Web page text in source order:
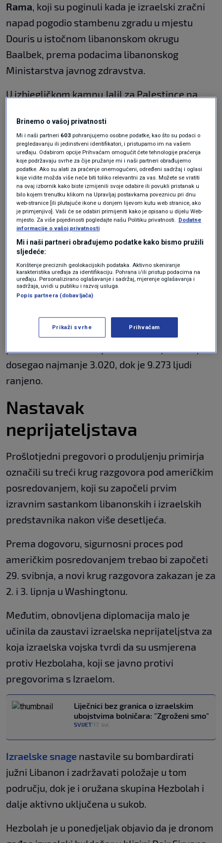
Rama, koji su poginuli kada je izraelski zračni
napad pogodio stambenu zgradu u mjestu
Douris u istočnom libanonskom okrugu
Baalbek, prema podacima libanonskog
Ministarstva javnog zdravstva.
U izbjegličkom kampu Jalil za Palestince na
kampom nakon napada.
Izraelski napadi nastavili su se i diljem južnog
Libanona, a napadi su prijavljeni u Hanawayu,
Dibalu, Deir Ammaru, Deir Amessu i Meirki u
okrugu Tyre, prema dopisnicima Al Jazeere
Arabic na terenu. Dodatninapadiprijavljeni su
u Haroufu i drugim područjima juga.
na njihov brod ukrcale izraelske
snage
SVIJET|18. svi.
Kasnije u ponedjeljak, libanonsko Ministarstvo
zdravstva objavilo je da je broj poginulih od
dosegao najmanje 3.020, dok je 9.273 ljudi
ranjeno.
Nastavak
neprijateljstava
Prošlotjedni pregovori o produljenju primirja
označili su treći krug razgovora pod američkim
posredovanjem, koji su započeli prvim
izravnim sastankom libanonskih i izraelskih
predstavnika nakon više desetljeća.
Prema dogovoru, sigurnosni proces pod
američkim posredovanjem trebao bi započeti
29. svibnja, a novi krug razgovora zakazan je za
2. i 3. lipnja u Washingtonu.
Međutim, obnovljena diplomacija malo je
učinila da zaustavi izraelska neprijateljstva za
koja izraelska vojska tvrdi da su usmjerena
protiv Hezbolaha, koji se javno protivi
pregovorima s Izraelom.
Liječnici bez granica o izraelskim
ubojstvima bolničara: "Zgroženi smo"
SVIJET 17. svi.
Izraelske snage nastavile su bombardirati
južni Libanon i zadržavati položaje u tom
području, dok je i oružana skupina Hezbolah i
dalje aktivno uključena u sukob.
Hezbolah je u ponedjeljak objavio da je dronom
Brinemo o vašoj privatnosti
Mi i naši partneri 603 pohranjujemo osobne podatke, kao što su podaci o
pregledavanju ili jedinstveni identifikatori, i pristupamo im na vašem
uređaju. Odabirom opcije Prihvaćam omogućit ćete tehnologije praćenja
koje podržavaju svrhe za čije pružanje mi i naši partneri obrađujemo
podatke. Ako su alati za praćenje onemogućeni, određeni sadržaj i oglasi
koje vidite možda više neće biti toliko relevantni za vas. Možete se vratiti
na ovaj izbornik kako biste izmijenili svoje odabire ili povukli pristanak u
bilo kojem trenutku klikom na Upravljaj postavkama poveznicu pri dnu
web-stranice [ili plutajuće ikone u donjem lijevom kutu web stranice, ako
je primjenjivo]. Vaši će se odabiri primijeniti kako je opisano u dijelu Web-
mjesto. Za više pojedinosti pogledajte našu Politiku privatnosti. Dodatne
informacije o vašoj privatnosti
Mi i naši partneri obrađujemo podatke kako bismo pružili
sljedeće:
Korištenje preciznih geolokacijskih podataka. Aktivno skeniranje
karakteristika uređaja za identifikaciju. Pohrana i/ili pristup podacima na
uređaju. Personalizirano oglašavanje i sadržaj, mjerenje oglašavanja i
sadržaja, uvidi u publiku i razvoj usluga.
Popis partnera (dobavljača)
Prikaži svrhe Prihvaćam